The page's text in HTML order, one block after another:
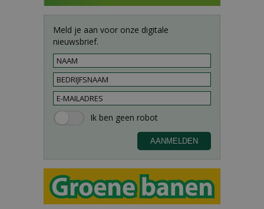
Meld je aan voor onze digitale
nieuwsbrief.